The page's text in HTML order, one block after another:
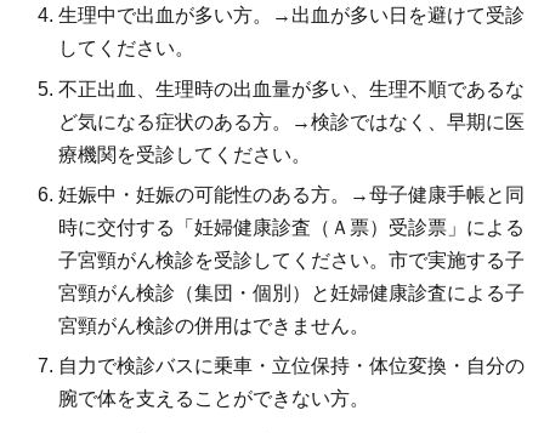
生理中で出血が多い方。→出血が多い日を避けて受診
してください。
不正出血、生理時の出血量が多い、生理不順であるな
ど気になる症状のある方。→検診ではなく、早期に医
療機関を受診してください。
妊娠中・妊娠の可能性のある方。→母子健康手帳と同
時に交付する「妊婦健康診査（Ａ票）受診票」による
子宮頸がん検診を受診してください。市で実施する子
宮頸がん検診（集団・個別）と妊婦健康診査による子
宮頸がん検診の併用はできません。
自力で検診バスに乗車・立位保持・体位変換・自分の
腕で体を支えることができない方。